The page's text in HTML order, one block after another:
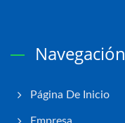
Navegación
Página De Inicio